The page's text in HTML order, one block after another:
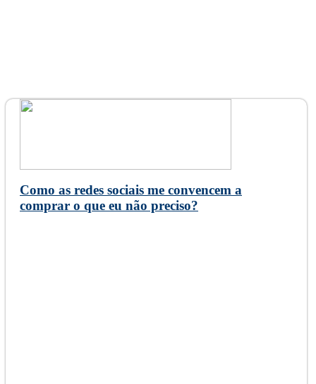
Como as redes sociais me convencem a
comprar o que eu não preciso?